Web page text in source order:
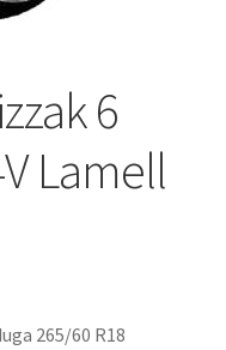
6
Lamell
265/60 R18